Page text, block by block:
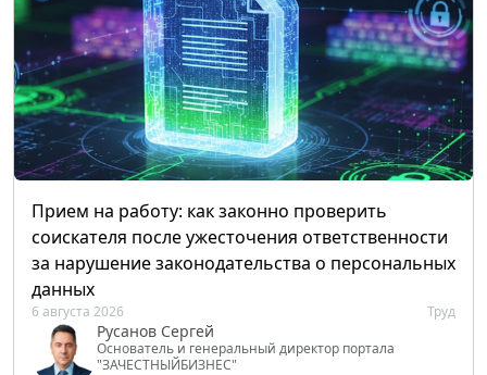
Прием на работу: как законно проверить
соискателя после ужесточения ответственности
за нарушение законодательства о персональных
данных
6 августа 2026 Труд
Русанов Сергей
Основатель и генеральный директор портала
"ЗАЧЕСТНЫЙБИЗНЕС"